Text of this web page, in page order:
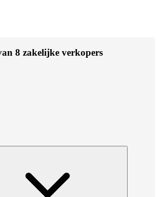
8 zakelijke verkopers